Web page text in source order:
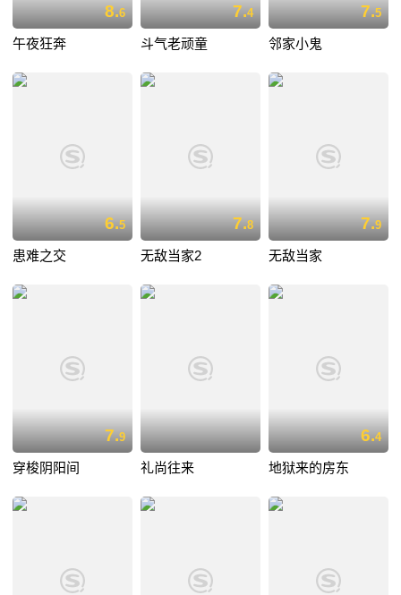
8.6
午夜狂奔
7.4
斗气老顽童
7.5
邻家小鬼
6.5
患难之交
7.8
无敌当家2
7.9
无敌当家
7.9
穿梭阴阳间 礼尚往来
6.4
地狱来的房东